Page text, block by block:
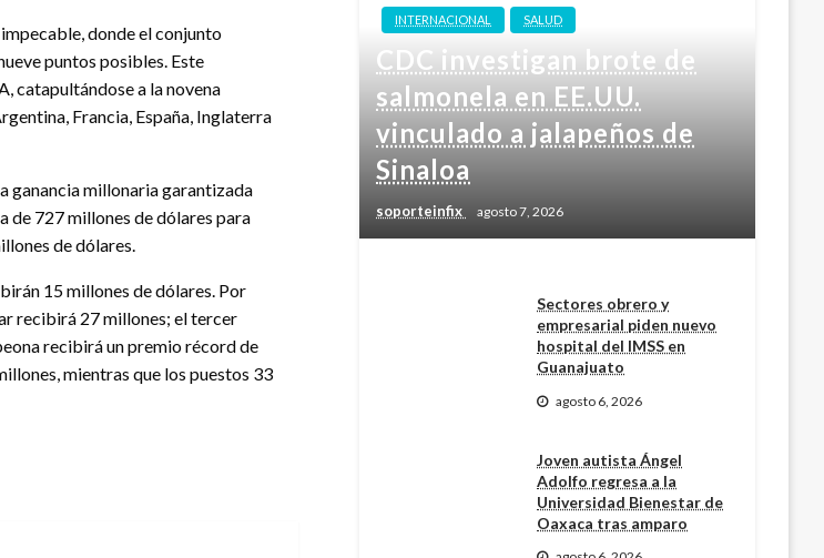
donde el conjunto
puntos posibles. Este
catapultándose a la novena
Francia, España, Inglaterra
ganancia millonaria garantizada
de 727 millones de dólares para
de dólares.
15 millones de dólares. Por
recibirá 27 millones; el tercer
recibirá un premio récord de
mientras que los puestos 33
INTERNACIONAL SALUD
CDC investigan brote de
salmonela en EE.UU.
vinculado a jalapeños de
Sinaloa
soporteinfix agosto 7, 2026
Sectores obrero y
empresarial piden nuevo
hospital del IMSS en
Guanajuato
agosto 6, 2026
Joven autista Ángel
Adolfo regresa a la
Universidad Bienestar de
Oaxaca tras amparo